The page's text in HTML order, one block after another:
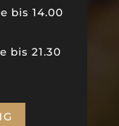
bis 14.00
bis 21.30